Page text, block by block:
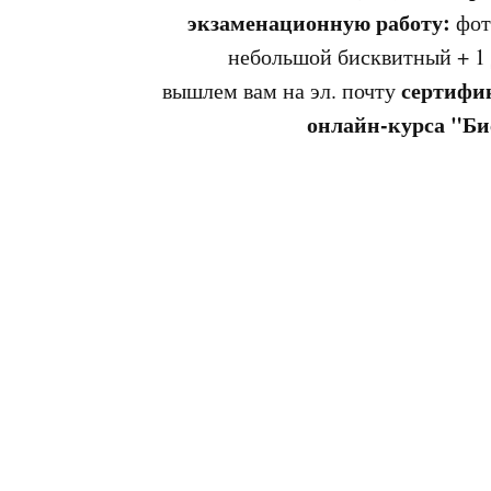
экзаменационную работу:
небольшой бисквитный +
вышлем вам на эл. почту
онлайн-курса